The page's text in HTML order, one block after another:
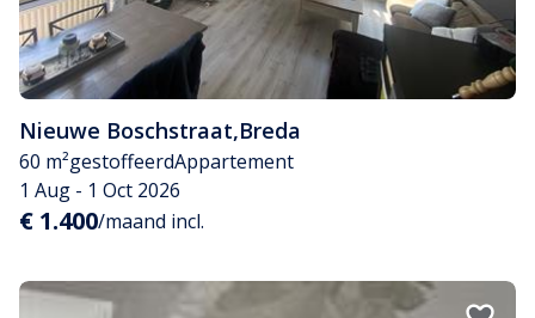
Nieuwe Boschstraat,Breda
60 m²gestoffeerdAppartement
1 Aug - 1 Oct 2026
€ 1.400/maand incl.